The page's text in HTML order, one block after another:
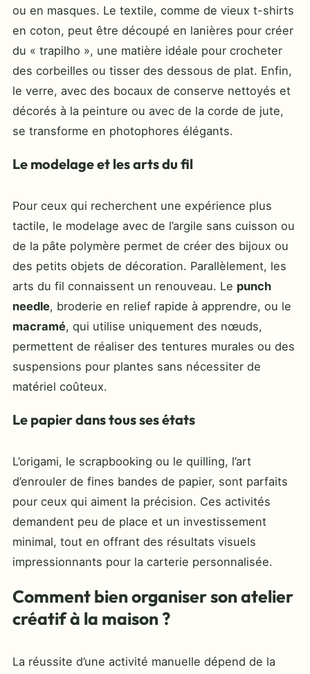
ou en masques. Le textile, comme de vieux t-shirts
en coton, peut être découpé en lanières pour créer
du « trapilho », une matière idéale pour crocheter
des corbeilles ou tisser des dessous de plat. Enfin,
le verre, avec des bocaux de conserve nettoyés et
décorés à la peinture ou avec de la corde de jute,
se transforme en photophores élégants.
Le modelage et les arts du fil
Pour ceux qui recherchent une expérience plus
tactile, le modelage avec de l’argile sans cuisson ou
de la pâte polymère permet de créer des bijoux ou
des petits objets de décoration. Parallèlement, les
arts du fil connaissent un renouveau. Le punch
needle, broderie en relief rapide à apprendre, ou le
macramé, qui utilise uniquement des nœuds,
permettent de réaliser des tentures murales ou des
suspensions pour plantes sans nécessiter de
matériel coûteux.
Le papier dans tous ses états
L’origami, le scrapbooking ou le quilling, l’art
d’enrouler de fines bandes de papier, sont parfaits
pour ceux qui aiment la précision. Ces activités
demandent peu de place et un investissement
minimal, tout en offrant des résultats visuels
impressionnants pour la carterie personnalisée.
Comment bien organiser son atelier
créatif à la maison ?
La réussite d’une activité manuelle dépend de la